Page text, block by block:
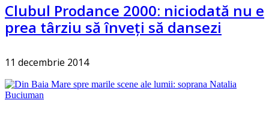
Clubul Prodance 2000: niciodată nu e
prea târziu să înveți să dansezi
11 decembrie 2014